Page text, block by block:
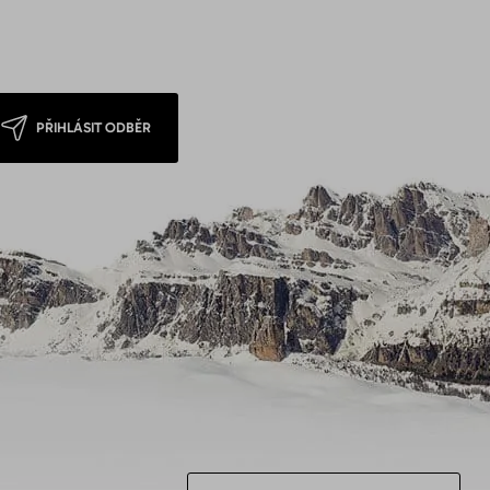
PŘIHLÁSIT ODBĚR